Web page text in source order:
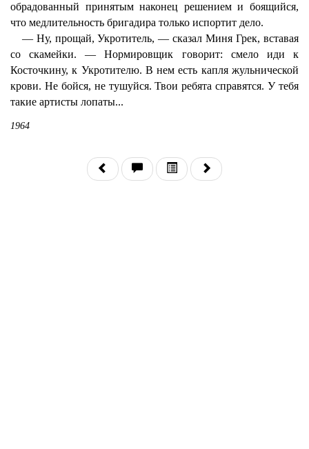
обрадованный принятым наконец решением и боящийся,
что медлительность бригадира только испортит дело.
— Ну, прощай, Укротитель, — сказал Миня Грек, вставая
со скамейки. — Нормировщик говорит: смело иди к
Косточкину, к Укротителю. В нем есть капля жульнической
крови. Не бойся, не тушуйся. Твои ребята справятся. У тебя
такие артисты лопаты...
1964